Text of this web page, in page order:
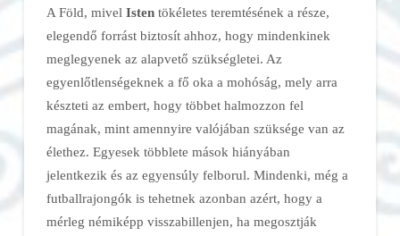
A Föld, mivel Istentökéletes teremtésének a része,
elegendő forrást biztosít ahhoz, hogy mindenkinek
meglegyenek az alapvető szükségletei. Az
egyenlőtlenségeknek a fő oka a mohóság, mely arra
készteti az embert, hogy többet halmozzon fel
magának, mint amennyire valójában szüksége van az
élethez. Egyesek többlete mások hiányában
jelentkezik és az egyensúly felborul. Mindenki, még a
futballrajongók is tehetnek azonban azért, hogy a
mérleg némiképp visszabillenjen, ha megosztják